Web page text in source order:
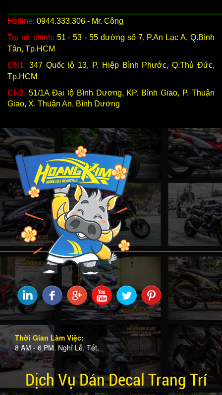
Hotline: 0944.333.306 - Mr. Công
Trụ sở chính: 51 - 53 - 55 đường số 7, P.An Lạc A, Q.Bình
Tân, Tp.HCM
CN1: 347 Quốc lộ 13, P. Hiệp Bình Phước, Q.Thủ Đức,
Tp.HCM
CN2: 51/1A Đại lộ Bình Dương, KP. Bình Giao, P. Thuận
Giao, X. Thuận An, Bình Dương
Thời Gian Làm Việc:
8 AM - 6 PM. Nghỉ Lễ, Tết.
Dịch Vụ Dán Decal Trang Trí